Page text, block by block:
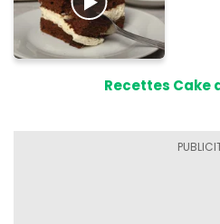
Recettes Cake